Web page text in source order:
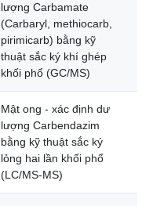
lượng Carbamate
(Carbaryl, methiocarb,
pirimicarb) bằng kỹ
thuật sắc ký khí ghép
khối phổ (GC/MS)
Mật ong - xác định dư
lượng Carbendazim
bằng kỹ thuật sắc ký
lỏng hai lần khối phổ
(LC/MS-MS)